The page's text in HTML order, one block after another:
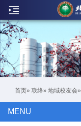
闻
联
络
动
首页» 联络» 地域校友会»
MENU